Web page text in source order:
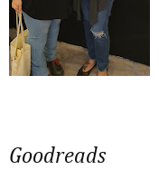
Goodreads